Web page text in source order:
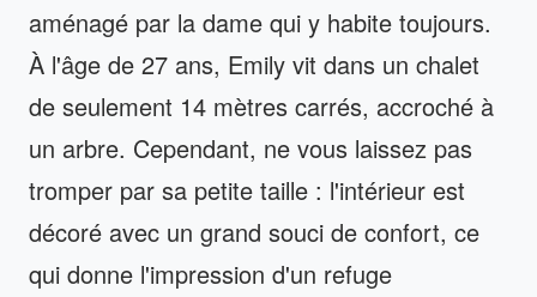
aménagé par la dame qui y habite toujours.
À l'âge de 27 ans, Emily vit dans un chalet
de seulement 14 mètres carrés, accroché à
un arbre. Cependant, ne vous laissez pas
tromper par sa petite taille : l'intérieur est
décoré avec un grand souci de confort, ce
qui donne l'impression d'un refuge